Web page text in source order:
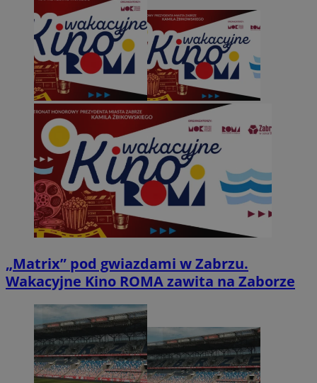
„Matrix” pod gwiazdami w Zabrzu.
Wakacyjne Kino ROMA zawita na Zaborze